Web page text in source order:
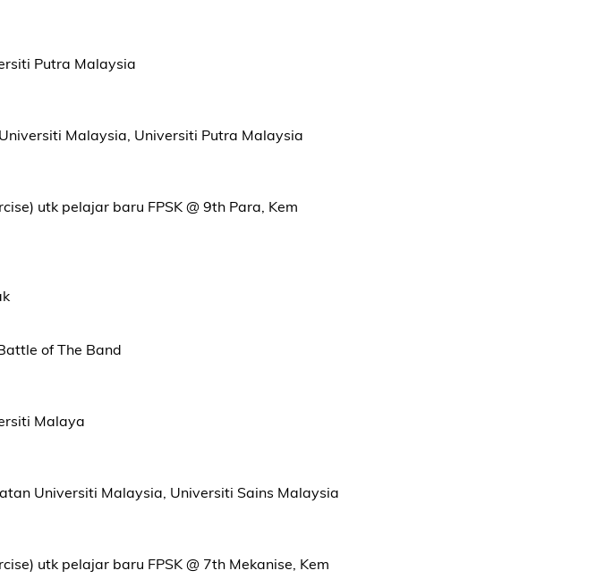
Putra Malaysia
Malaysia, Universiti Putra Malaysia
utk pelajar baru FPSK @ 9th Para, Kem
of The Band
Malaya
Universiti Malaysia, Universiti Sains Malaysia
utk pelajar baru FPSK @ 7th Mekanise, Kem